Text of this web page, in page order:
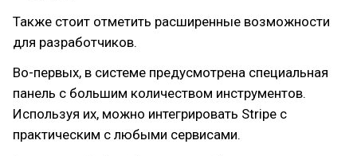
Также стоит отметить расширенные возможности
для разработчиков.
Во-первых, в системе предусмотрена специальная
панель с большим количеством инструментов.
Используя их, можно интегрировать Stripe с
практическим с любыми сервисами.